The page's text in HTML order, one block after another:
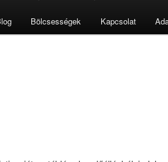
Bölcsességek Kapcsolat